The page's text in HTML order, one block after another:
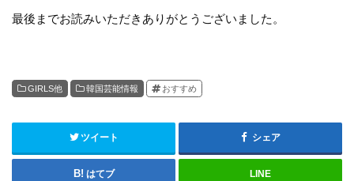
最後までお読みいただきありがとうございました。
GIRLS他 韓国芸能情報 おすすめ
ツイート シェア
はてブ LINE